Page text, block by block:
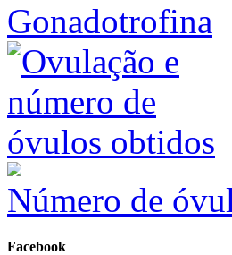
Gonadotrofina
Número de
Facebook